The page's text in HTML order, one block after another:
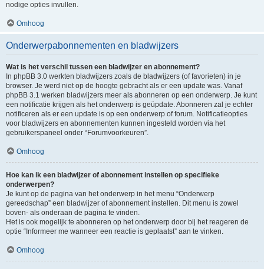
nodige opties invullen.
Omhoog
Onderwerpabonnementen en bladwijzers
Wat is het verschil tussen een bladwijzer en abonnement?
In phpBB 3.0 werkten bladwijzers zoals de bladwijzers (of favorieten) in je
browser. Je werd niet op de hoogte gebracht als er een update was. Vanaf
phpBB 3.1 werken bladwijzers meer als abonneren op een onderwerp. Je kunt
een notificatie krijgen als het onderwerp is geüpdate. Abonneren zal je echter
notificeren als er een update is op een onderwerp of forum. Notificatieopties
voor bladwijzers en abonnementen kunnen ingesteld worden via het
gebruikerspaneel onder “Forumvoorkeuren”.
Omhoog
Hoe kan ik een bladwijzer of abonnement instellen op specifieke
onderwerpen?
Je kunt op de pagina van het onderwerp in het menu “Onderwerp
gereedschap” een bladwijzer of abonnement instellen. Dit menu is zowel
boven- als onderaan de pagina te vinden.
Het is ook mogelijk te abonneren op het onderwerp door bij het reageren de
optie “Informeer me wanneer een reactie is geplaatst” aan te vinken.
Omhoog